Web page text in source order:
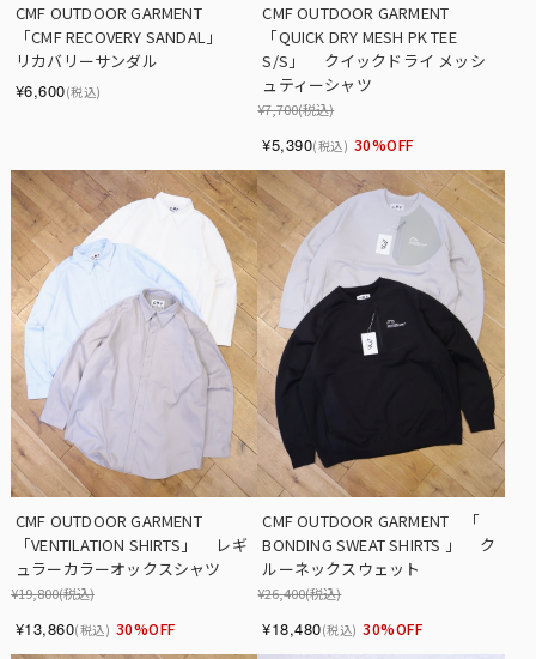
CMF OUTDOOR GARMENT
「CMF RECOVERY SANDAL」
リカバリーサンダル
¥6,600(税込)
CMF OUTDOOR GARMENT
「QUICK DRY MESH PK TEE
S/S」　 クイックドライ メッシ
ュティーシャツ
¥7,700(税込)
¥5,390(税込) 30%OFF
CMF OUTDOOR GARMENT
「VENTILATION SHIRTS」　 レギ
ュラーカラーオックスシャツ
¥19,800(税込)
¥13,860(税込) 30%OFF
CMF OUTDOOR GARMENT　「
BONDING SWEAT SHIRTS 」　 ク
ルーネックスウェット
¥26,400(税込)
¥18,480(税込) 30%OFF